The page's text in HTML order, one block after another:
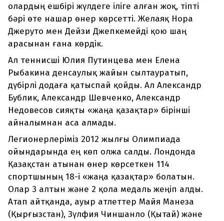
олардың ешбірі жүлдеге іліге алған жоқ, тіпті
бәрі өте нашар өнер көрсетті. Желаяқ Нора
Джеруто мен Дейзи Джепкемейді қою шаң
арасынан ғана көрдік.
Ал теннисші Юлия Путинцева мен Елена
Рыбакина денсаулық жайын сылтауратып,
дүбірлі додаға қатыспай қойды. Ал Александр
Бублик, Александр Шевченко, Александр
Недовесов сияқты «жаңа қазақтар» бірінші
айналымнан аса алмады.
Легионерлеріміз 2012 жылғы Олимпиада
ойындарында ең көп олжа салды. Лондонда
Қазақстан атынан өнер көрсеткен 114
спортшының 18-і «жаңа қазақтар» болатын.
Олар 3 алтын және 2 қола медаль жеңіп алды.
Атап айтқанда, ауыр атлеттер Майя Манеза
(Қырғызстан), Зүлфия Чиншанло (Қытай) және